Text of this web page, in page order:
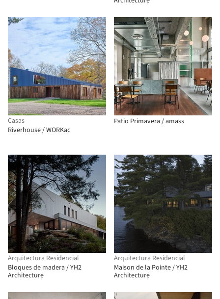
Casas
Riverhouse / WORKac
Patio Primavera / amass
Arquitectura Residencial
Bloques de madera / YH2
Architecture
Arquitectura Residencial
Maison de la Pointe / YH2
Architecture